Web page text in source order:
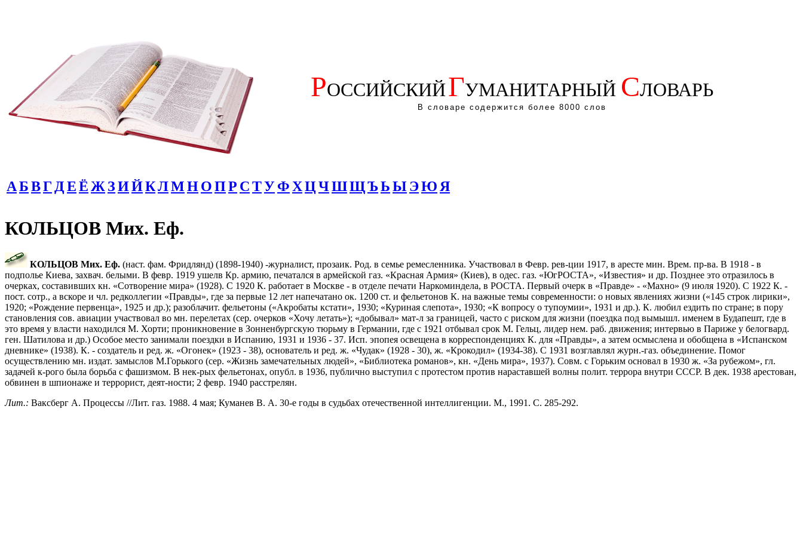
РОССИЙСКИЙГУМАНИТАРНЫЙ СЛОВАРЬ
В словаре содержится более 8000 слов
АБВГ ДЕЁ Ж ЗИЙКЛМНОПР СТУФ ХЦЧШЩЪЬЫЭЮ Я
КОЛЬЦОВ Мих. Еф.
КОЛЬЦОВ Мих. Еф. (наст. фам. Фридлянд) (1898-1940) -журналист, прозаик. Род. в семье ремесленника. Участвовал в Февр. рев-ции 1917, в аресте мин. Врем. пр-ва. В 1918 - в
подполье Киева, захвач. белыми. В февр. 1919 ушелв Кр. армию, печатался в армейской газ. «Красная Армия» (Киев), в одес. газ. «ЮгРОСТА», «Известия» и др. Позднее это отразилось в
очерках, составивших кн. «Сотворение мира» (1928). С 1920 К. работает в Москве - в отделе печати Наркоминдела, в РОСТА. Первый очерк в «Правде» - «Махно» (9 июля 1920). С 1922 К. -
пост. сотр., а вскоре и чл. редколлегии «Правды», где за первые 12 лет напечатано ок. 1200 ст. и фельетонов К. на важные темы современности: о новых явлениях жизни («145 строк лирики»,
1920; «Рождение первенца», 1925 и др.); разоблачит. фельетоны («Акробаты кстати», 1930; «Куриная слепота», 1930; «К вопросу о тупоумии», 1931 и др.). К. любил ездить по стране; в пору
становления сов. авиации участвовал во мн. перелетах (сер. очерков «Хочу летать»); «добывал» мат-л за границей, часто с риском для жизни (поездка под вымышл. именем в Будапешт, где в
это время у власти находился М. Хорти; проникновение в Зонненбургскую тюрьму в Германии, где с 1921 отбывал срок М. Гельц, лидер нем. раб. движения; интервью в Париже у белогвард.
ген. Шатилова и др.) Особое место занимали поездки в Испанию, 1931 и 1936 - 37. Исп. эпопея освещена в корреспонденциях К. для «Правды», а затем осмыслена и обобщена в «Испанском
дневнике» (1938). К. - создатель и ред. ж. «Огонек» (1923 - 38), основатель и ред. ж. «Чудак» (1928 - 30), ж. «Крокодил» (1934-38). С 1931 возглавлял журн.-газ. объединение. Помог
осуществлению мн. издат. замыслов М.Горького (сер. «Жизнь замечательных людей», «Библиотека романов», кн. «День мира», 1937). Совм. с Горьким основал в 1930 ж. «За рубежом», гл.
задачей к-рого была борьба с фашизмом. В нек-рых фельетонах, опубл. в 1936, публично выступил с протестом против нараставшей волны полит. террора внутри СССР. В дек. 1938 арестован,
обвинен в шпионаже и террорист, деят-ности; 2 февр. 1940 расстрелян.
Лит.: Ваксберг А. Процессы //Лит. газ. 1988. 4 мая; Куманев В. А. 30-е годы в судьбах отечественной интеллигенции. М., 1991. С. 285-292.